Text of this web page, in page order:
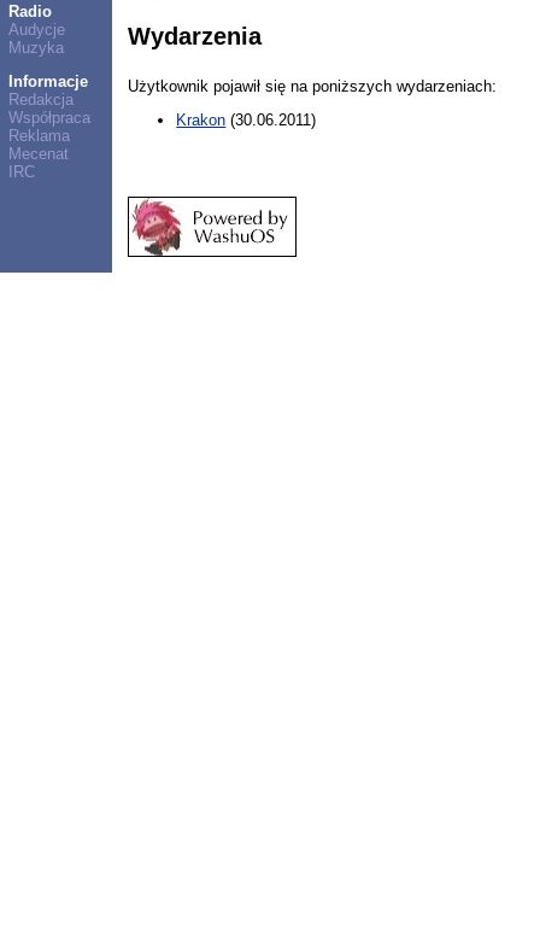
Radio
Audycje
Muzyka
Informacje
Redakcja
Współpraca
Reklama
Mecenat
IRC
Wydarzenia
Użytkownik pojawił się na poniższych wydarzeniach:
Krakon (30.06.2011)